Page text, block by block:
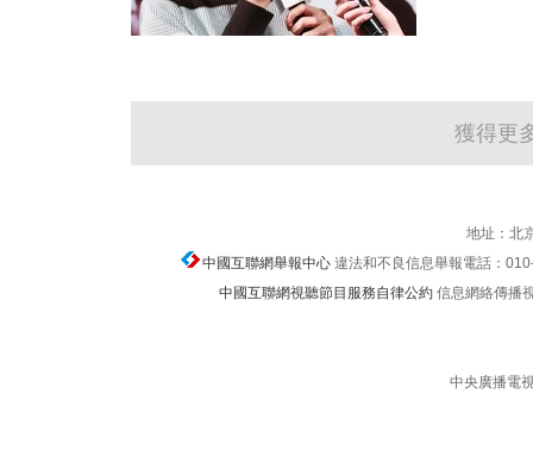
獲得更
地址：北
中國互聯網舉報中心違法和不良信息舉報電話：
中國互聯網視聽節目服務自律公約信息網絡傳播
中央廣播電